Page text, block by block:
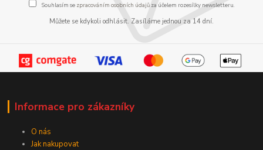
Souhlasím se zpracováním osobních údajůza účelem rozesílky newsletteru.
Můžete se kdykoli odhlásit. Zasíláme jednou za 14 dní.
Informace pro zákazníky
O nás
Jak nakupovat